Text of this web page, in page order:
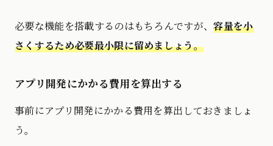
必要な機能を搭載するのはもちろんですが、容量を小
さくするため必要最小限に留めましょう。
アプリ開発にかかる費用を算出する
事前にアプリ開発にかかる費用を算出しておきましょ
う。